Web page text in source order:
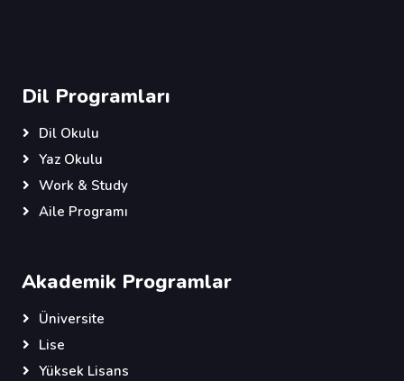
Dil Programları
Dil Okulu
Yaz Okulu
Work & Study
Aile Programı
Akademik Programlar
Üniversite
Lise
Yüksek Lisans